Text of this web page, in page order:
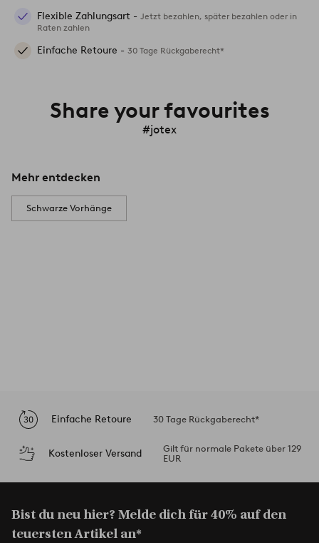
Flexible Zahlungsart - Jetzt bezahlen, später bezahlen oder in
Raten zahlen
Einfache Retoure - 30 Tage Rückgaberecht*
Share your favourites
#jotex
Mehr entdecken
Schwarze Vorhänge
Einfache Retoure 30 Tage Rückgaberecht*
Kostenloser Versand
Gilt für normale Pakete über 129
EUR
Bist du neu hier? Melde dich für 40% auf den
teuersten Artikel an*